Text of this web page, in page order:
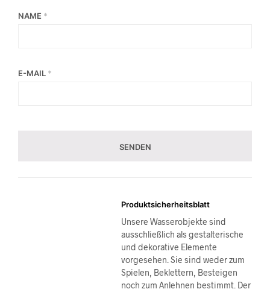
NAME *
E-MAIL *
Produktsicherheitsblatt
Unsere Wasserobjekte sind
ausschließlich als gestalterische
und dekorative Elemente
vorgesehen. Sie sind weder zum
Spielen, Beklettern, Besteigen
noch zum Anlehnen bestimmt. Der